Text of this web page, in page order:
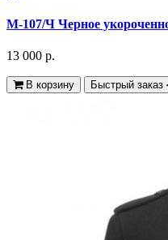
М-107/Ч Черное
13 000 р.
В корзину Быстрый заказ